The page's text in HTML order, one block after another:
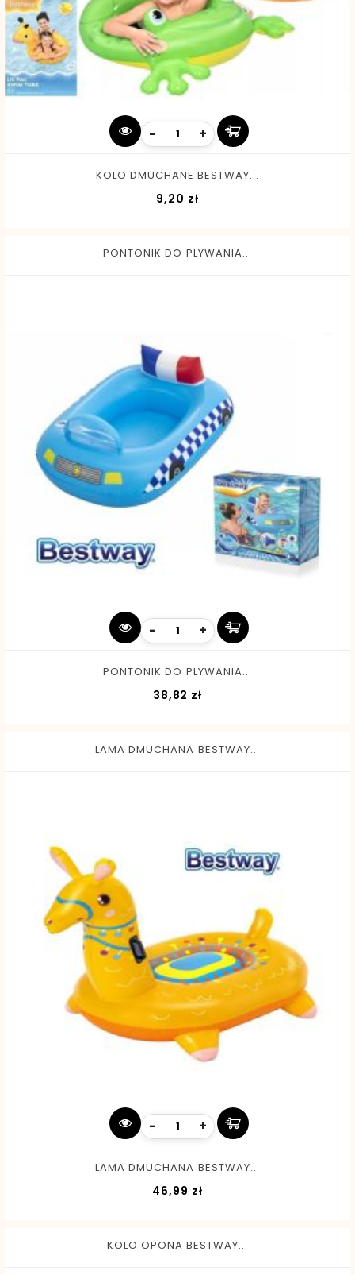
- +
KOLO DMUCHANE BESTWAY...
9,20 złCena
PONTONIK DO PLYWANIA...
- +
PONTONIK DO PLYWANIA...
38,82 zł
LAMA DMUCHANA BESTWAY...
- +
LAMA DMUCHANA BESTWAY...
46,99 złCena
KOLO OPONA BESTWAY...